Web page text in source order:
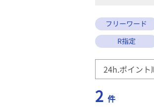
フリーワード
R指定
2 件